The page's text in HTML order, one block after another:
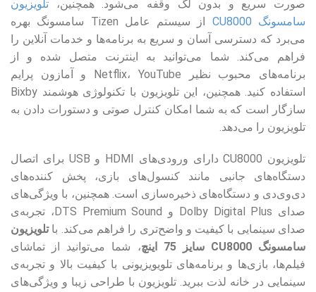
صورت سریع و بدون لگ وقفه می‌شود. همچنین، تلویزیون
سامسونگ CU8000
از سیستم عامل Tizen سامسونگ بهره
می‌برد که دسترسی آسان و سریع به برنامه‌ها و خدمات آنلاین را
فراهم می‌کند. شما می‌توانید به اینترنت متصل شده و از
برنامه‌های محبوب نظیر Netflix، YouTube و آمازون پرایم
استفاده کنید. همچنین، این تلویزیون با تکنولوژی هوشمند Bixby
سازگار است که به شما امکان کنترل صوتی و دستورات دادن به
تلویزیون را می‌دهد.
تلویزیون CU8000 دارای ورودی‌های HDMI و USB برای اتصال
دستگاه‌های جانبی مانند کنسول‌های بازی، پخش کننده‌های
دی‌وی‌دی و دستگاه‌های ذخیره‌سازی است. همچنین، با ویژگی‌های
صدای Dolby Digital Plus و DTS Premium Sound، تجربه‌ی
صدای سینمایی با کیفیت و واضح‌تری را فراهم می‌کند. باتلویزیون
سامسونگ CU8000 سایز 75 اینچ
، شما می‌توانید از تماشای
فیلم‌ها، بازی‌ها و برنامه‌های تلویویزیونی با کیفیت بالا و تجربه‌ی
سینمایی در خانه لذت ببرید. تلویزیون با طراحی زیبا و ویژگی‌های